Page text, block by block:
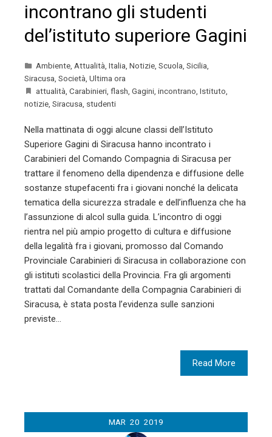
incontrano gli studenti
del’istituto superiore Gagini
Ambiente Attualità Italia Notizie Scuola Sicilia
Siracusa Società Ultima ora
attualità Carabinieri flash Gagini incontrano Istituto
notizie Siracusa studenti
Nella mattinata di oggi alcune classi dell’Istituto
Superiore Gagini di Siracusa hanno incontrato i
Carabinieri del Comando Compagnia di Siracusa per
trattare il fenomeno della dipendenza e diffusione delle
sostanze stupefacenti fra i giovani nonché la delicata
tematica della sicurezza stradale e dell’influenza che ha
l’assunzione di alcol sulla guida. L’incontro di oggi
rientra nel più ampio progetto di cultura e diffusione
della legalità fra i giovani, promosso dal Comando
Provinciale Carabinieri di Siracusa in collaborazione con
gli istituti scolastici della Provincia. Fra gli argomenti
trattati dal Comandante della Compagnia Carabinieri di
Siracusa, è stata posta l’evidenza sulle sanzioni
previste…
Read More
MAR 20 2019